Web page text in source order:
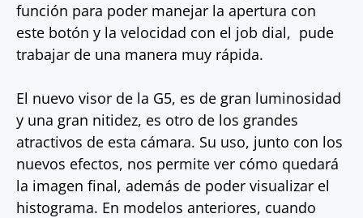
función para poder manejar la apertura con
este botón y la velocidad con el job dial, pude
trabajar de una manera muy rápida.
El nuevo visor de la G5, es de gran luminosidad
y una gran nitidez, es otro de los grandes
atractivos de esta cámara. Su uso, junto con los
nuevos efectos, nos permite ver cómo quedará
la imagen final, además de poder visualizar el
histograma. En modelos anteriores, cuando